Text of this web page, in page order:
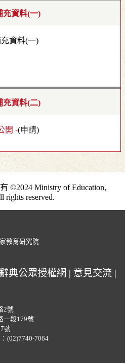
充資料(一)
充資料(二)
開 -(申請)
©2024 Ministry of Education,
rights reserved.
辭典公眾授權網 | 意見交流 |
2號
一段179號
號
(02)7740-7064